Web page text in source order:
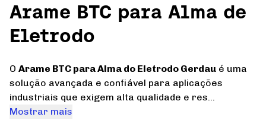
Construção Civil
Automotivo
Energia
Calculadoras
Cálculo de Equivalência
Cálculo de Grades e Portões
Simulador de Galpões
Documentos
Catálogos e Manuais
Contato
Arame BTC para Alma de
Eletrodo
O Arame BTC para Alma do Eletrodo Gerdau é uma
solução avançada e confiável para aplicações
industriais que exigem alta qualidade e res...
Mostrar mais